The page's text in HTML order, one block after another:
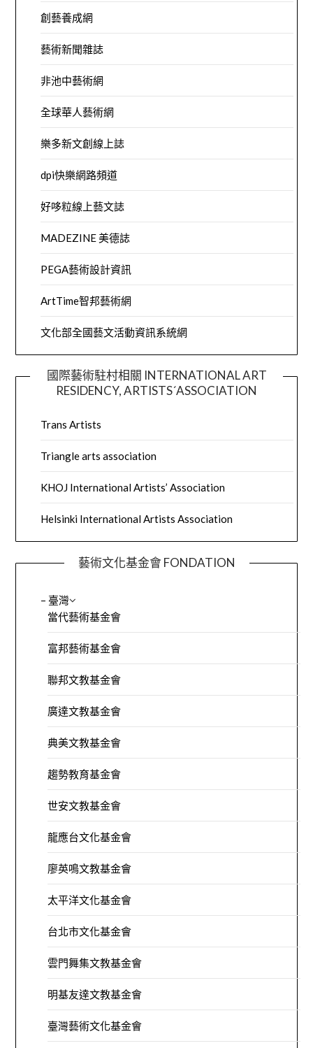
創藝養成網
藝術新聞雜誌
非池中藝術網
全球華人藝術網
樂多新文創線上誌
dpi快樂網路頻道
好哆粒線上藝文誌
MADEZINE 美德誌
PEGA藝術設計資訊
ArtTime智邦藝術網
文化部全國藝文活動資訊系統網
國際藝術駐村相關 INTERNATIONAL ART
RESIDENCY, ARTISTS´ASSOCIATION
Trans Artists
Triangle arts association
KHOJ International Artists’ Association
Helsinki International Artists Association
藝術文化基金會 FONDATION
– 臺灣
當代藝術基金會
富邦藝術基金會
聯邦文教基金會
廣達文教基金會
典美文教基金會
趨勢教育基金會
世安文教基金會
龍應台文化基金會
廖英鳴文教基金會
太平洋文化基金會
台北市文化基金會
雲門舞集文教基金會
明基友達文教基金會
臺灣藝術文化基金會